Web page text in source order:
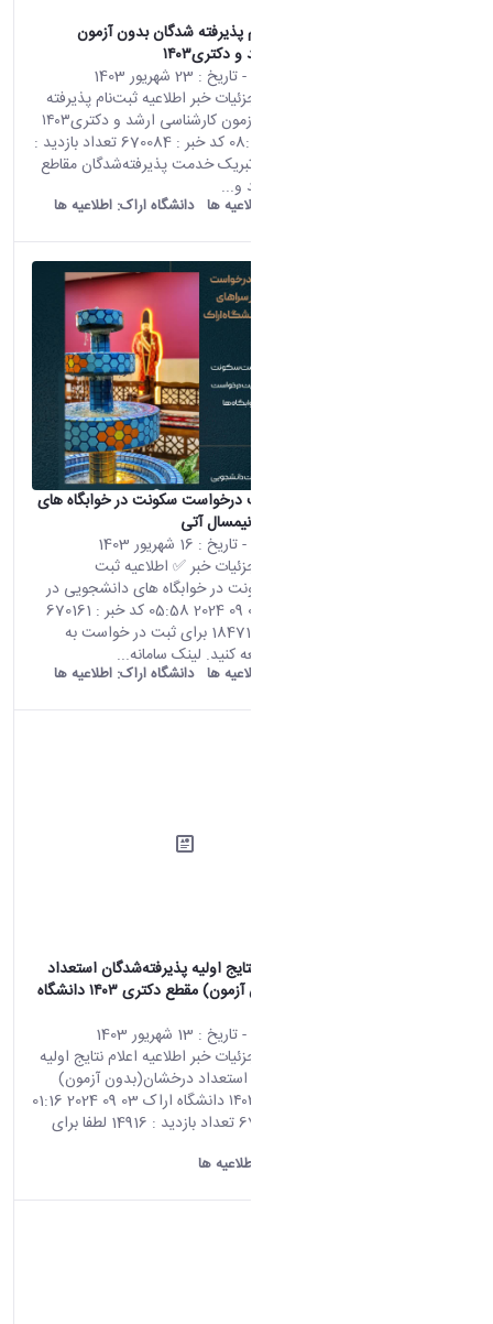
اطلاعیه ثبت‌نام پذیرفته شدگان بدون آزمون
کارشناسی ارشد و دکتری۱۴۰۳
- تاریخ : 23 شهریور 1403
صفحه اصلی جزئیات خبر اطلاعیه ثبت‌نام پذیرفته
شدگان بدون آزمون کارشناسی ارشد و دکتری۱۴۰۳
13 09 2024 08:19 کد خبر : 670084 تعداد بازدید :
18939 ضمن تبریک خدمت پذیرفته‌شدگان مقاطع
کارشناسی ارشد و...
اطلاعیه ها دانشگاه اراک: اطلاعیه ها
✅ اطلاعیه ثبت درخواست سکونت در خوابگاه های
دانشجویی در نیمسال آتی
- تاریخ : 16 شهریور 1403
صفحه اصلی جزئیات خبر ✅ اطلاعیه ثبت
درخواست سکونت در خوابگاه های دانشجویی در
نیمسال آتی 06 09 2024 05:58 کد خبر : 670161
تعداد بازدید : 18471 برای ثبت در خواست به
لینک زیر مراجعه کنید. لینک سامانه...
اطلاعیه ها دانشگاه اراک: اطلاعیه ها
اطلاعیه اعلام نتایج اولیه‌ پذیرفته‌شدگان استعداد
درخشان(بدون آزمون) مقطع دکتری ۱۴۰۳ دانشگاه
- تاریخ : 13 شهریور 1403
صفحه اصلی جزئیات خبر اطلاعیه اعلام نتایج اولیه‌
پذیرفته‌شدگان استعداد درخشان(بدون آزمون)
مقطع دکتری ۱۴۰۳ دانشگاه اراک 03 09 2024 01:16
کد خبر : 670200 تعداد بازدید : 14916 لطفا برای
اطلاعیه ها